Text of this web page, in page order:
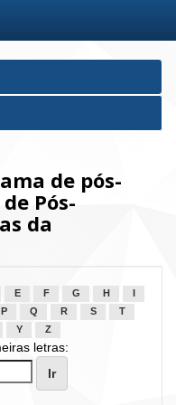
de pós-
Pós-
da
E F G H
P Q R S
T
Y Z
letras: